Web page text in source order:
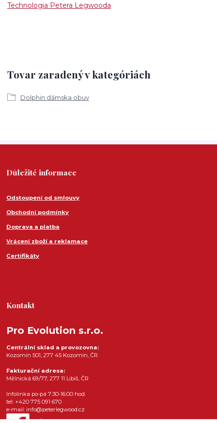
Technologia Petera Legwooda
Tovar zaradený v kategóriách
Dolphin dámska obuv
Důležité informace
Odstoupení od smlouvy
Obchodní podmínky
Doprava a platba
Vrácení zboží a reklamace
Certifikáty
Kontakt
Pro Evolution s.r.o.
Centrální sklad a provozovna:
Kozomín 501, 277 45 Kozomín, ČR
Fakturační adresa:
Mělnická 69/77, 277 11 Libiš, ČR
Infolinka po-pá 7:30-16:00 hod.
tel: +420 775 091 670
e-mail: info@peterlegwood.cz